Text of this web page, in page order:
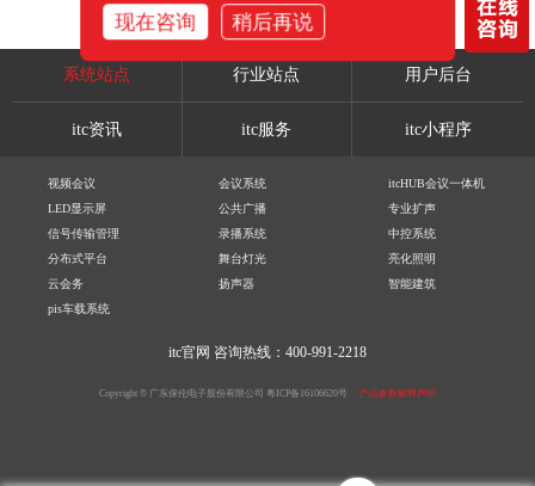
系统站点 行业站点 用户后台
itc资讯 itc服务 itc小程序
视频会议 会议系统
itcHUB会议一体机
LED显示屏
公共广播
专业扩声
信号传输管理
录播系统
中控系统
分布式平台
舞台灯光
亮化照明
云会务
扬声器
智能建筑
pis车载系统
itc官网 咨询热线：400-991-2218
Copyright © 广东保伦电子股份有限公司 粤ICP备16106620号 产品参数解释声明
现在咨询 稍后再说